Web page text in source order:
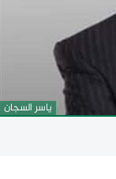
ياسر السجان